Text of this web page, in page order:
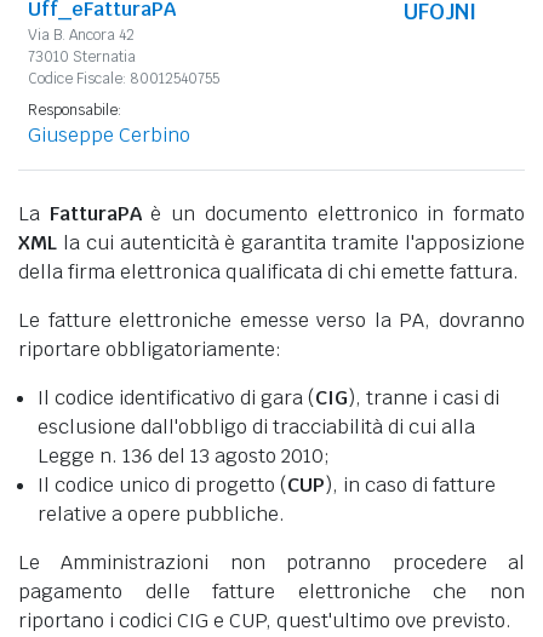
Uff_eFatturaPA
Via B. Ancora 42
73010 Sternatia
Codice Fiscale: 80012540755
UFOJNI
Responsabile:
Giuseppe Cerbino
La FatturaPAè un documento elettronico in formato
XML la cui autenticità è garantita tramite l'apposizione
della firma elettronica qualificata di chi emette fattura.
Le fatture elettroniche emesse verso la PA, dovranno
riportare obbligatoriamente:
Il codice identificativo di gara (CIG), tranne i casi di
esclusione dall'obbligo di tracciabilità di cui alla
Legge n. 136 del 13 agosto 2010;
Il codice unico di progetto (CUP), in caso di fatture
relative a opere pubbliche.
Le Amministrazioni non potranno procedere al
pagamento delle fatture elettroniche che non
riportano i codici CIG e CUP, quest'ultimo ove previsto.